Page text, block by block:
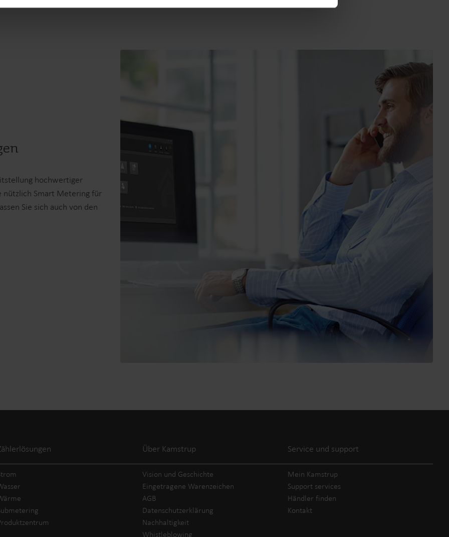
hochwertiger
nützlich Smart Metering für
Sie sich auch von den
Über Kamstrup
Vision und Geschichte
Eingetragene Warenzeichen
AGB
Datenschutzerklärung
Nachhaltigkeit
Whistleblowing
Service und support
Mein Kamstrup
Support services
Händler finden
Kontakt